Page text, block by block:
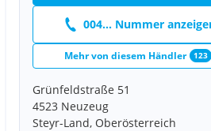
004... Nummer
Mehr von diesem Händler 123
Grünfeldstraße 51
4523 Neuzeug
Steyr-Land, Oberösterreich